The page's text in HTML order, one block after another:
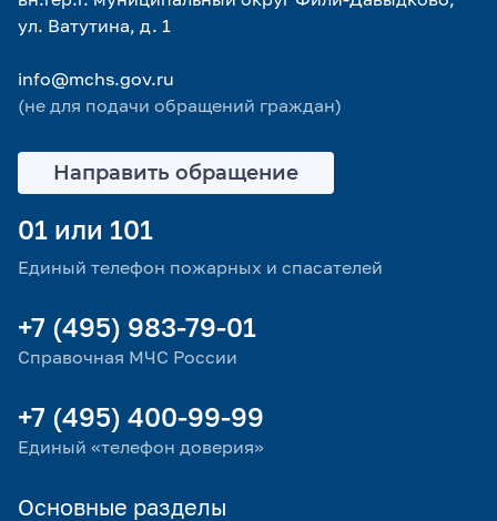
ул. Ватутина, д. 1
info@mchs.gov.ru
(не для подачи обращений граждан)
Направить обращение
01 или 101
Единый телефон пожарных и спасателей
+7 (495) 983-79-01
Справочная МЧС России
+7 (495) 400-99-99
Единый «телефон доверия»
Основные разделы